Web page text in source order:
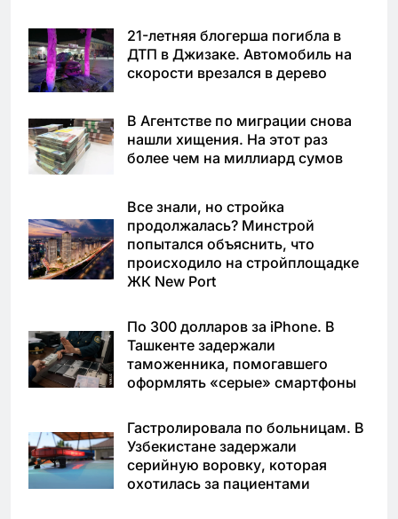
21-летняя блогерша погибла в
ДТП в Джизаке. Автомобиль на
скорости врезался в дерево
В Агентстве по миграции снова
нашли хищения. На этот раз
более чем на миллиард сумов
Все знали, но стройка
продолжалась? Минстрой
попытался объяснить, что
происходило на стройплощадке
ЖК New Port
По 300 долларов за iPhone. В
Ташкенте задержали
таможенника, помогавшего
оформлять «серые» смартфоны
Гастролировала по больницам. В
Узбекистане задержали
серийную воровку, которая
охотилась за пациентами